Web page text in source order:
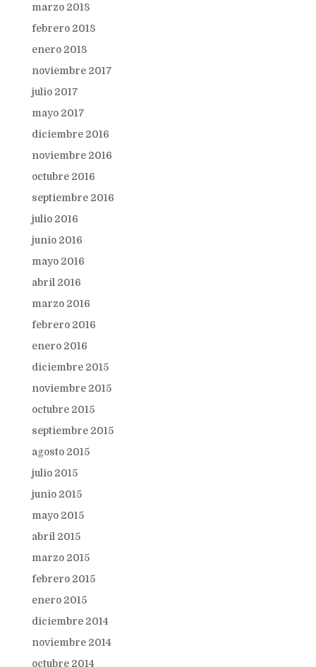
marzo 2018
febrero 2018
enero 2018
noviembre 2017
julio 2017
mayo 2017
diciembre 2016
noviembre 2016
octubre 2016
septiembre 2016
julio 2016
junio 2016
mayo 2016
abril 2016
marzo 2016
febrero 2016
enero 2016
diciembre 2015
noviembre 2015
octubre 2015
septiembre 2015
agosto 2015
julio 2015
junio 2015
mayo 2015
abril 2015
marzo 2015
febrero 2015
enero 2015
diciembre 2014
noviembre 2014
octubre 2014